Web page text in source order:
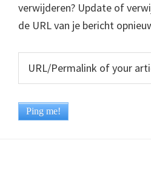
verwijderen? Update of
de URL van je bericht